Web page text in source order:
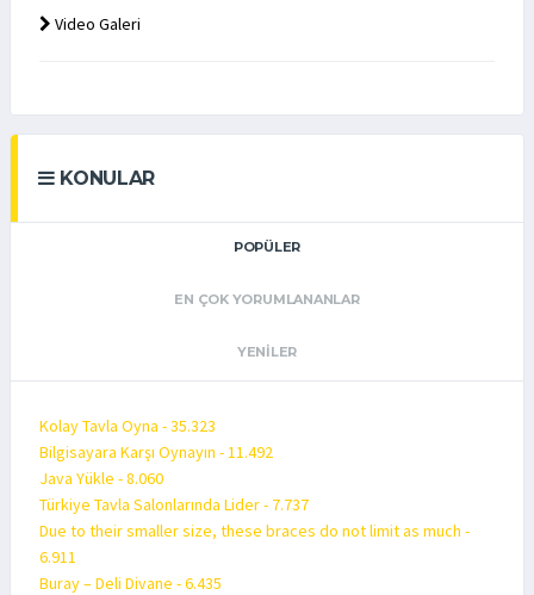
Video Galeri
KONULAR
POPÜLER
EN ÇOK YORUMLANANLAR
YENILER
Kolay Tavla Oyna - 35.323
Bilgisayara Karşı Oynayın - 11.492
Java Yükle - 8.060
Türkiye Tavla Salonlarında Lider - 7.737
Due to their smaller size, these braces do not limit as much -
6.911
Buray – Deli Divane - 6.435